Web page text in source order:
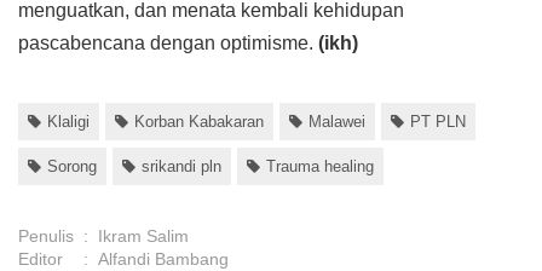
menguatkan, dan menata kembali kehidupan
pascabencana dengan optimisme. (ikh)
Klaligi Korban Kabakaran Malawei PT PLN
Sorong srikandi pln Trauma healing
Penulis :
Ikram Salim
Editor
: Alfandi Bambang